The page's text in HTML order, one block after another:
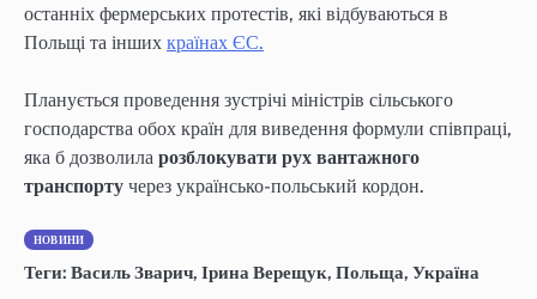
останніх фермерських протестів, які відбуваються в
Польщі та інших країнах ЄС.
Планується проведення зустрічі міністрів сільського
господарства обох країн для виведення формули співпраці,
яка б дозволила розблокувати рух вантажного
транспорту через українсько-польський кордон.
НОВИНИ
Теги: Василь Зварич, Ірина Верещук, Польща, Україна